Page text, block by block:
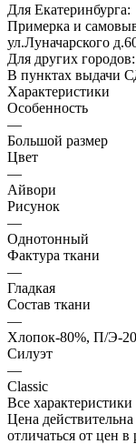
Для Екатеринбурга:
Примерка и
ул.Луначарского
Для других городов:
В пунктах выдачи
Характеристики
Особенность
—
Большой размер
Цвет
—
Айвори
Рисунок
—
Однотонный
Фактура ткани
—
Гладкая
Состав ткани
—
Хлопок-80%, П/Э-
Силуэт
—
Classic
Все характеристики
Цена
отличаться от цен